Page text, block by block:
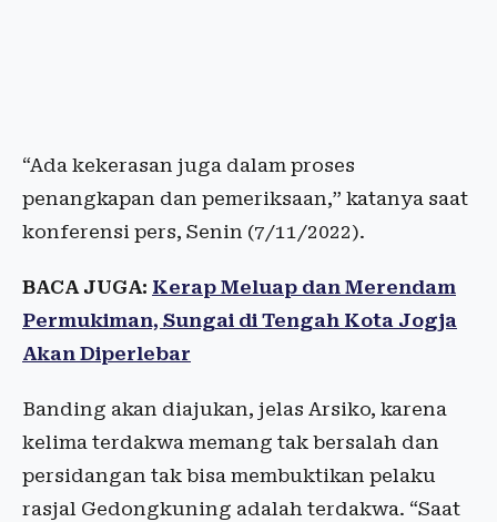
“Ada kekerasan juga dalam proses
penangkapan dan pemeriksaan,” katanya saat
konferensi pers, Senin (7/11/2022).
BACA JUGA: Kerap Meluap dan Merendam
Permukiman, Sungai di Tengah Kota Jogja
Akan Diperlebar
Banding akan diajukan, jelas Arsiko, karena
kelima terdakwa memang tak bersalah dan
persidangan tak bisa membuktikan pelaku
rasjal Gedongkuning adalah terdakwa. “Saat